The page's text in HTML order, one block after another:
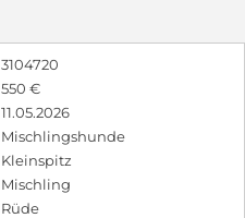
3104720
550 €
11.05.2026
Mischlingshunde
Kleinspitz
Mischling
Rüde